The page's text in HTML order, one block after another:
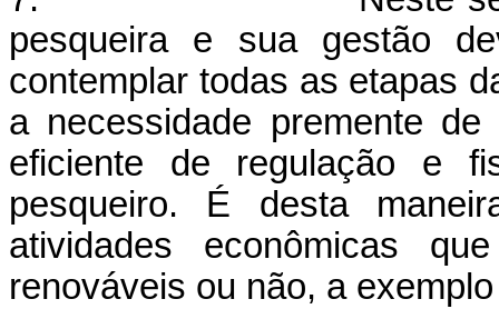
pesqueira e sua gestão
contemplar todas as etapas
a necessidade premente
eficiente de regulação e
pesqueiro. É desta
atividades econômicas
renováveis ou não, a